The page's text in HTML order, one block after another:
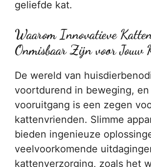
geliefde kat.
Waarom Innovatieve
Onmisbaar Zijn voor Jouw
De wereld van
voortdurend in beweging,
vooruitgang is een zegen
kattenvrienden. Slimme
bieden ingenieuze
veelvoorkomende
kattenverzorging, zoals het